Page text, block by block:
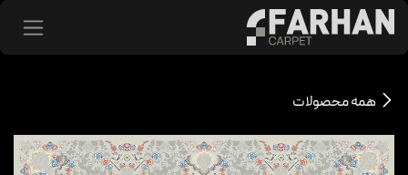
رد شدن به محتوا
همه محصولات